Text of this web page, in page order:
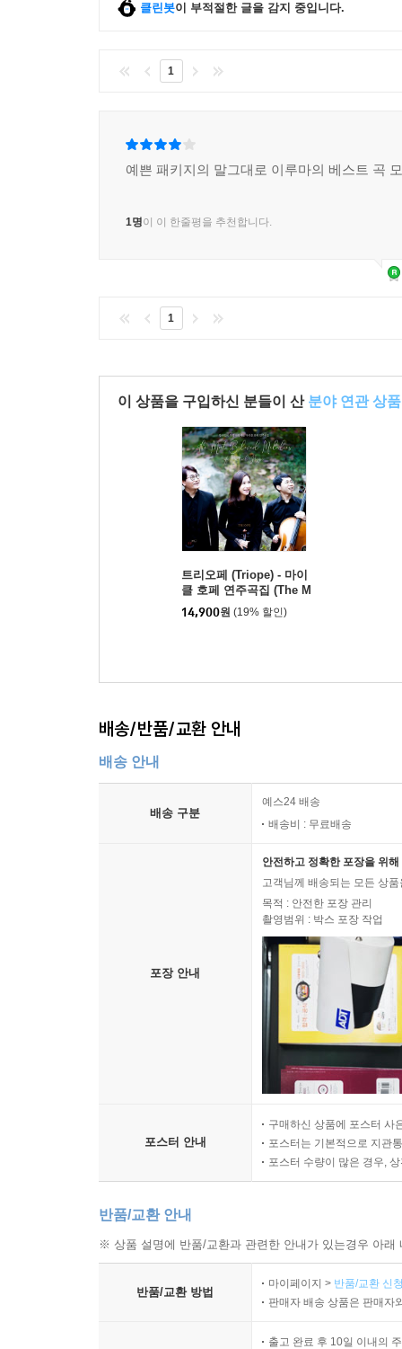
클린봇이 부적절한 글을 감지 중입니다.
1
예쁜 패키지의 말그대로 이루마의 베스트 곡
1명이 이 한줄평을 추천합니다.
1
이 상품을 구입하신 분들이 산 분야 연관 상품
트리오페 (Triope) - 마이
클 호페 연주곡집 (The M
ost Beloved Melodies o
f Michael Hoppe)
14,900원 (19% 할인)
배송/반품/교환 안내
배송 안내
배송 구분
예스24 배송
배송비 : 무료배송
포장 안내
안전하고 정확한 포장을 위
고객님께 배송되는 모든 상
목적 : 안전한 포장 관리
촬영범위 : 박스 포장 작업
포스터 안내
구매하신 상품에 포스터 사
포스터는 기본적으로 지관
포스터 수량이 많은 경우,
반품/교환 안내
※ 상품 설명에 반품/교환과 관련한 안내가 있는경우 아
반품/교환 방법
마이페이지 > 반품/교환 신
판매자 배송 상품은 판매자
출고 완료 후 10일 이내의